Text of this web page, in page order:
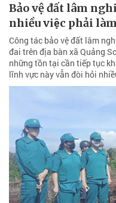
Bảo vệ đất lâm
nhiều việc phải làm
Công tác bảo vệ đất lâm
đai trên địa bàn xã Quảng
những tồn tại cần tiếp tục
lĩnh vực này vẫn đòi hỏi